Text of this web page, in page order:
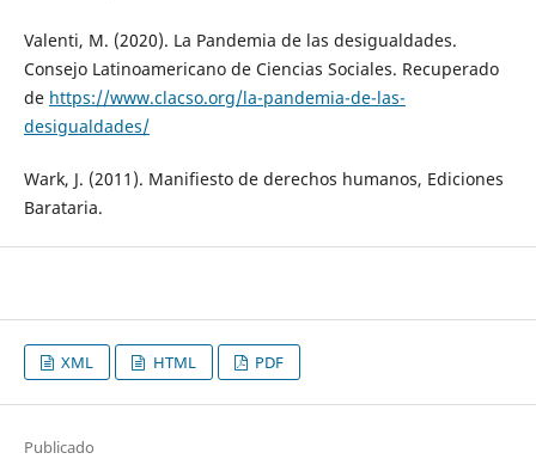
Valenti, M. (2020). La Pandemia de las desigualdades.
Consejo Latinoamericano de Ciencias Sociales. Recuperado
de https://www.clacso.org/la-pandemia-de-las-
desigualdades/
Wark, J. (2011). Manifiesto de derechos humanos, Ediciones
Barataria.
XML HTML PDF
Publicado